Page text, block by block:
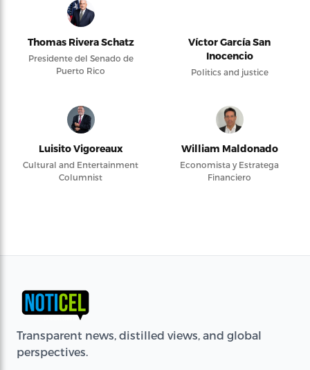
Thomas Rivera Schatz
Presidente del Senado de
Puerto Rico
Víctor García San
Inocencio
Politics and justice
Luisito Vigoreaux
Cultural and Entertainment
Columnist
William Maldonado
Economista y Estratega
Financiero
Transparent news, distilled views, and global
perspectives.